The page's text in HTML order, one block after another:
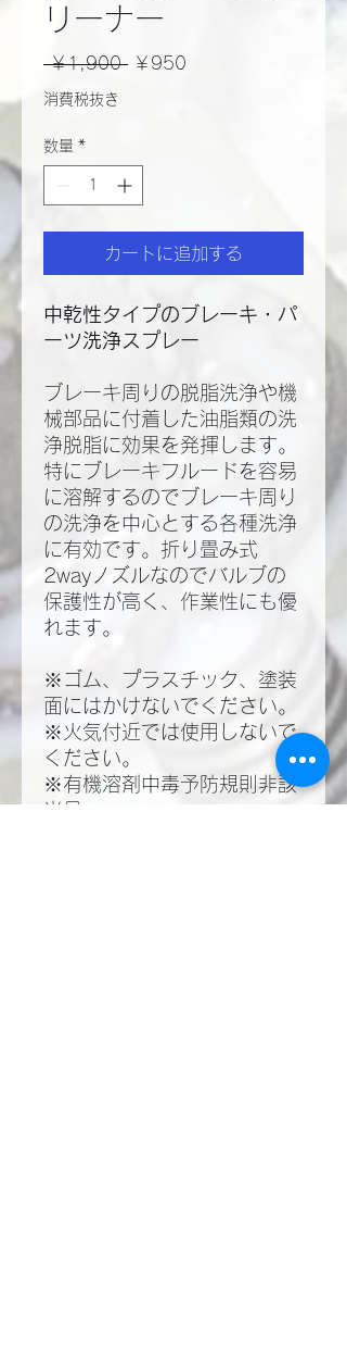
リーナー
￥1,900 通
格
￥950
消費税抜き
数量 *
カートに追加する
中乾性タイプのブレーキ・パ
ーツ洗浄スプレー
ブレーキ周りの脱脂洗浄や機
械部品に付着した油脂類の洗
浄脱脂に効果を発揮します。
特にブレーキフルードを容易
に溶解するのでブレーキ周り
の洗浄を中心とする各種洗浄
に有効です。折り畳み式
2wayノズルなのでバルブの
保護性が高く、作業性にも優
れます。
※ゴム、プラスチック、塗装
面にはかけないでください。
※火気付近では使用しないで
ください。
※有機溶剤中毒予防規則非該
当品